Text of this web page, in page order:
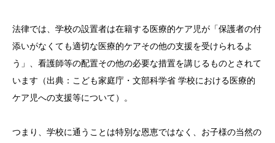
法律では、学校の設置者は在籍する医療的ケア児が「保護者の付
添いがなくても適切な医療的ケアその他の支援を受けられるよ
う」、看護師等の配置その他の必要な措置を講じるものとされて
います（出典：こども家庭庁・文部科学省 学校における医療的
ケア児への支援等について）。
つまり、学校に通うことは特別な恩恵ではなく、お子様の当然の